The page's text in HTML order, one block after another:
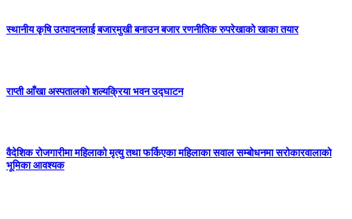
स्थानीय कृषि उत्पादनलाई बजारमुखी बनाउन बजार रणनीतिक रुपरेखाको खाका तयार
राप्ती आँखा अस्पतालको शल्यक्रिया भवन उद्घाटन
वैदेशिक रोजगारीमा महिलाको मृत्यु तथा फर्किएका महिलाका सवाल सम्बोधनमा सरोकारवालाको
भूमिका आवश्यक